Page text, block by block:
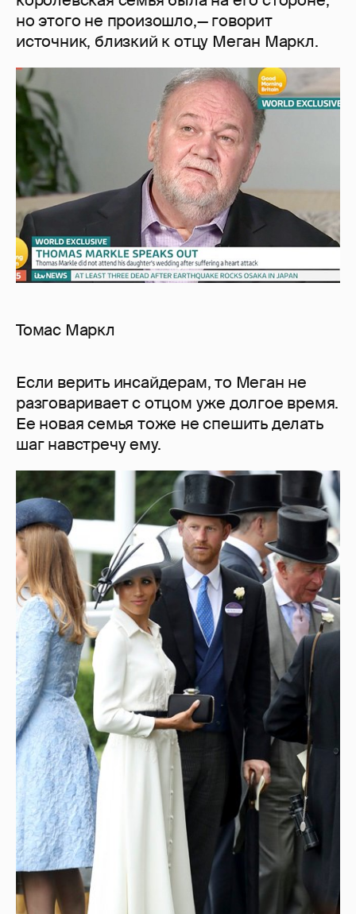
но этого не произошло,— говорит
источник, близкий к отцу Меган Маркл.
Томас Маркл
Если верить инсайдерам, то Меган не
разговаривает с отцом уже долгое время.
Ее новая семья тоже не спешить делать
шаг навстречу ему.